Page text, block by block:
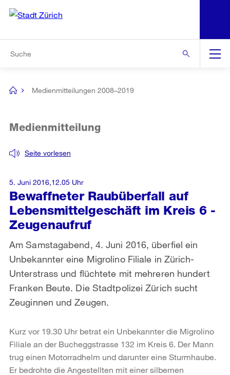
Navigation
[no
Medienmitteilungen 2008–2019
Bewaffneter Raubüberfall auf
Lebensmittelgeschäft im Kreis 6 -
Zeugenaufruf
Seite vorlesen
Medienmitteilung
Am Samstagabend, 4. Juni 2016, überfiel ein
Unbekannter eine Migrolino Filiale in Zürich-
Unterstrass und flüchtete mit mehreren hundert
Franken Beute. Die Stadtpolizei Zürich sucht
Zeuginnen und Zeugen.
5. Juni 2016,12.05 Uhr
Kurz vor 19.30 Uhr betrat ein Unbekannter die Migrolino
Filiale an der Bucheggstrasse 132 im Kreis 6. Der Mann
trug einen Motorradhelm und darunter eine Sturmhaube.
Er bedrohte die Angestellten mit einer silbernen